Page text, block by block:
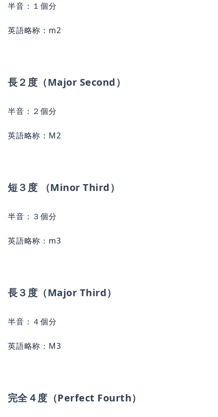
半音：１個分
英語略称：m2
長２度（Major Second）
半音：２個分
英語略称：M2
短３度 （Minor Third）
半音：３個分
英語略称：m3
長３度（Major Third）
半音：４個分
英語略称：M3
完全４度（Perfect Fourth）